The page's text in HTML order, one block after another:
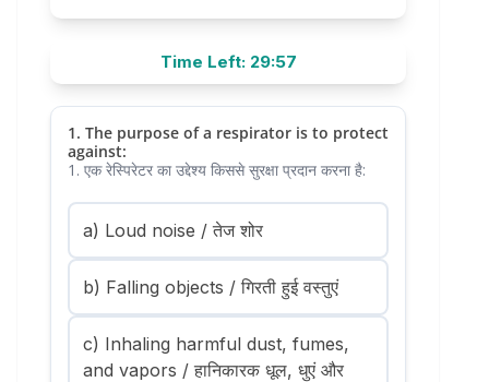
Time Left: 29:57
1. The purpose of a respirator is to protect
against:
1. एक रेस्पिरेटर का उद्देश्य किससे सुरक्षा प्रदान करना है:
a) Loud noise / तेज शोर
b) Falling objects / गिरती हुई वस्तुएं
c) Inhaling harmful dust, fumes,
and vapors / हानिकारक धूल, धुएं और